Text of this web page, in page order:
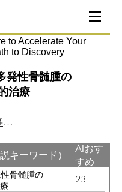
to Accelerate Your
to Discovery
発性骨髄腫の
治療
がんナビ記事はこちら
キーワード）
AIおす
すめ
骨髄腫の
23